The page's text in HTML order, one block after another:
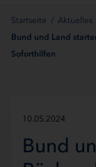
Startseite / Aktuelles
Bund und Land
Soforthilfen
10.05.2024
Bund